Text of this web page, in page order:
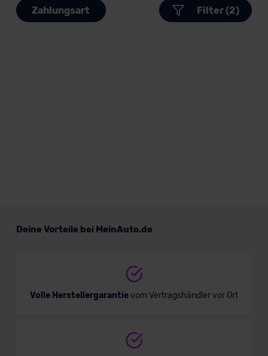
Zahlungsart Filter (2)
Deine Vorteile bei MeinAuto.de
Volle Herstellergarantievom Vertragshändler vor Ort